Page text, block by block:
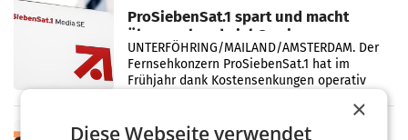
ProSiebenSat.1 spart und macht
überraschend viel Gewinn
UNTERFÖHRING/MAILAND/AMSTERDAM. Der
Fernsehkonzern ProSiebenSat.1 hat im
Frühjahr dank Kostensenkungen operativ
RETAIL
×
Diese Webseite verwendet